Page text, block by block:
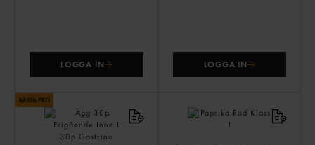
LOGGA IN LOGGA IN